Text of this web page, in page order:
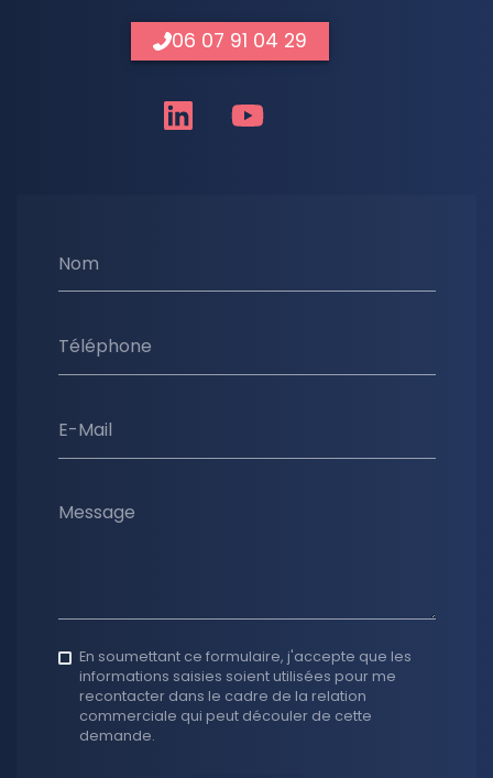
Nom
Téléphone
E-Mail
Message
En soumettant ce formulaire, j'accepte que les
informations saisies soient utilisées pour me
recontacter dans le cadre de la relation
commerciale qui peut découler de cette
demande.
06 07 91 04 29